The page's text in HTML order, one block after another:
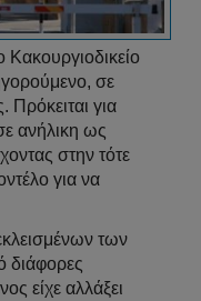
σε
Πρόκειται για
ανήλικη ως
στην τότε
για να
των
είχε αλλάξει